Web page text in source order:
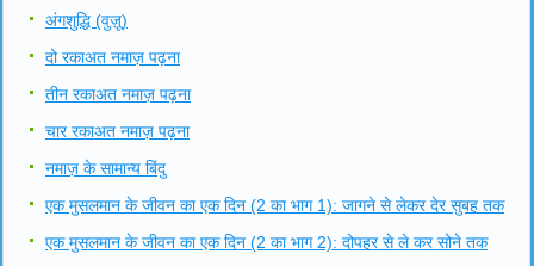
अंगशुद्धि (वुज़ू)
दो रकाअत नमाज़ पढ़ना
तीन रकाअत नमाज़ पढ़ना
चार रकाअत नमाज़ पढ़ना
नमाज़ के सामान्य बिंदु
एक मुसलमान के जीवन का एक दिन (2 का भाग 1): जागने से लेकर देर सुबह तक
एक मुसलमान के जीवन का एक दिन (2 का भाग 2): दोपहर से ले कर सोने तक